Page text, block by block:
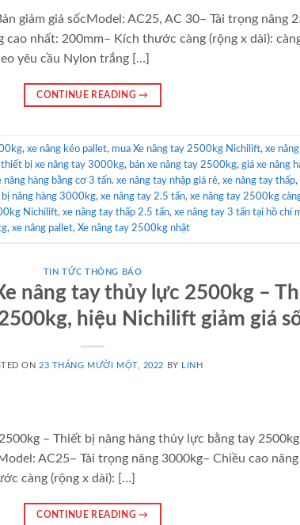
giảm giá sốcModel: AC25, AC 30– Tải trọng nâng
cao nhất: 200mm– Kích thước càng (rộng x dài):
yêu cầu Nylon trắng […]
CONTINUE READING→
, xe nâng kéo pallet, mua Xe nâng tay 2500kg Nichilift, xe
thiết bị xe nâng tay 3000kg, bán xe nâng tay 2500kg, giá xe nâng
nâng hàng bằng cơ 3 tấn. xe nâng tay nhập giá rẻ, xe nâng tay thấp,
nâng hàng 3000kg, xe nâng tay 2.5 tấn, xe nâng tay 2500kg
Nichilift, xe nâng tay thấp 2.5 tấn, xe nâng tay 3 tấn tại hồ chí
, xe nâng pallet, Xe nâng tay 2500kg nhật
TIN TỨC THÔNG BÁO
nâng tay thủy lực 2500kg –
hiệu Nichilift giảm giá
ON23 THÁNG MƯỜI MỘT, 2022 BY LINH
– Thiết bị nâng hàng thủy lực bằng tay
AC25– Tải trọng nâng 3000kg– Chiều cao
càng (rộng x dài): […]
CONTINUE READING→